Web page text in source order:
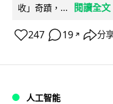
收」奇蹟，...
閱讀全文
247 19 ↗ 分
人工智能